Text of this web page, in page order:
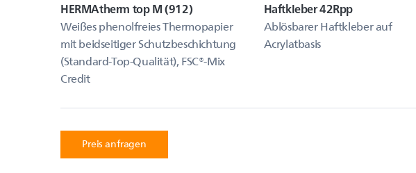
HERMAtherm top M (912)
Weißes phenolfreies Thermopapier
mit beidseitiger Schutzbeschichtung
(Standard-Top-Qualität), FSC®-Mix
Credit
Haftkleber 42Rpp
Ablösbarer Haftkleber auf
Acrylatbasis
Preis anfragen